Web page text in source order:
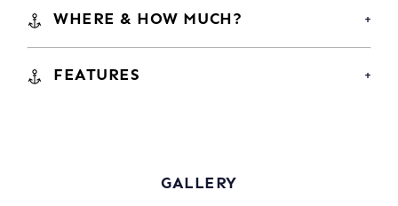
WHERE & HOW MUCH?
FEATURES
GALLERY